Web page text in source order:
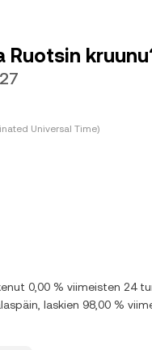
Ruotsin
Universal Time)
0,00 % viimeisten 24
laskien 98,00 %